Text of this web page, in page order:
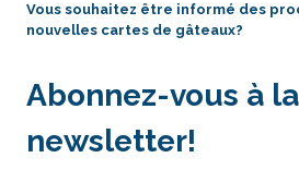
Vous souhaitez être informé des
nouvelles cartes de gâteaux?
Abonnez-vous à la
newsletter!